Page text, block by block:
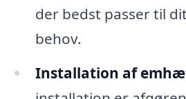
der bedst passer til
behov.
Installation af